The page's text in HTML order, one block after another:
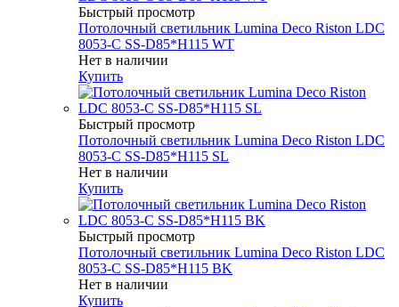
Быстрый просмотр
Потолочный светильник Lumina Deco Riston LDC
8053-C SS-D85*H115 WT
Нет в наличии
Купить
Быстрый просмотр
Потолочный светильник Lumina Deco Riston LDC
8053-C SS-D85*H115 SL
Нет в наличии
Купить
Быстрый просмотр
Потолочный светильник Lumina Deco Riston LDC
8053-C SS-D85*H115 BK
Нет в наличии
Купить